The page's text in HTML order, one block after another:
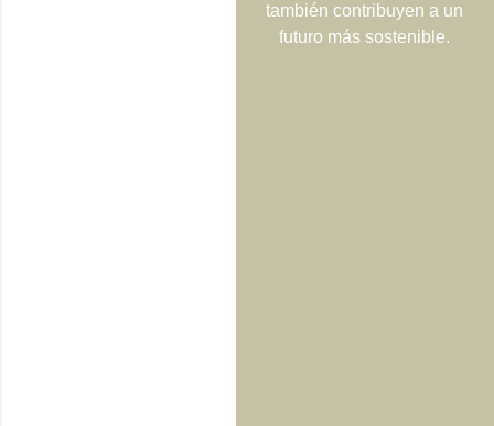
también contribuyen a un
futuro más sostenible.